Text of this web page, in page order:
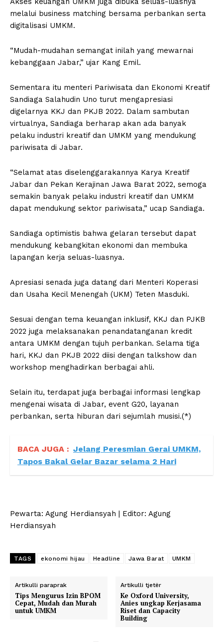
melalui business matching bersama perbankan serta
digitalisasi UMKM.
“Mudah-mudahan semangat inilah yang mewarnai
kebanggaan Jabar,” ujar Kang Emil.
Sementara itu menteri Pariwisata dan Ekonomi Kreatif
Sandiaga Salahudin Uno turut mengapresiasi
digelarnya KKJ dan PKJB 2022. Dalam sambutan
virtualnya, Sandiaga berharap akan ada banyak
pelaku industri kreatif dan UMKM yang mendukung
pariwisata di Jabar.
“Selamat atas diselenggarakannya Karya Kreatif
Jabar dan Pekan Kerajinan Jawa Barat 2022, semoga
semakin banyak pelaku industri kreatif dan UMKM
dapat mendukung sektor pariwisata,” ucap Sandiaga.
Sandiaga optimistis bahwa gelaran tersebut dapat
mendukung kebangkitan ekonomi dan membuka
lapangan kerja seluas-luasnya.
Apresiasi senada juga datang dari Menteri Koperasi
dan Usaha Kecil Menengah (UKM) Teten Masduki.
Sesuai dengan tema keuangan inklusif, KKJ dan PJKB
2022 juga melaksanakan penandatanganan kredit
antara UMKM dengan tujuh perbankan. Selama tiga
hari, KKJ dan PKJB 2022 diisi dengan talkshow dan
workshop menghadirkan berbagai ahli.
Selain itu, terdapat juga berbagai informasi lengkap
mengenai wisata di Jabar, event G20, layanan
perbankan, serta hiburan dari sejumlah musisi.(*)
BACA JUGA : Jelang Peresmian Gerai UMKM,
Tapos Bakal Gelar Bazar selama 2 Hari
Pewarta: Agung Herdiansyah | Editor: Agung
Herdiansyah
TAGS ekonomi hijau Headline Jawa Barat UMKM
Artikulli paraprak
Tips Mengurus Izin BPOM
Cepat, Mudah dan Murah
untuk UMKM
Artikulli tjetër
Ke Oxford University,
Anies ungkap Kerjasama
Riset dan Capacity
Building